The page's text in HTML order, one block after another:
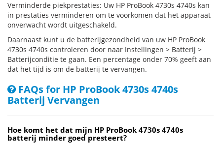
Verminderde piekprestaties: Uw HP ProBook 4730s 4740s kan
in prestaties verminderen om te voorkomen dat het apparaat
onverwacht wordt uitgeschakeld.
Daarnaast kunt u de batterijgezondheid van uw HP ProBook
4730s 4740s controleren door naar Instellingen > Batterij >
Batterijconditie te gaan. Een percentage onder 70% geeft aan
dat het tijd is om de batterij te vervangen.
FAQs for HP ProBook 4730s 4740s
Batterij Vervangen
Hoe komt het dat mijn HP ProBook 4730s 4740s
batterij minder goed presteert?